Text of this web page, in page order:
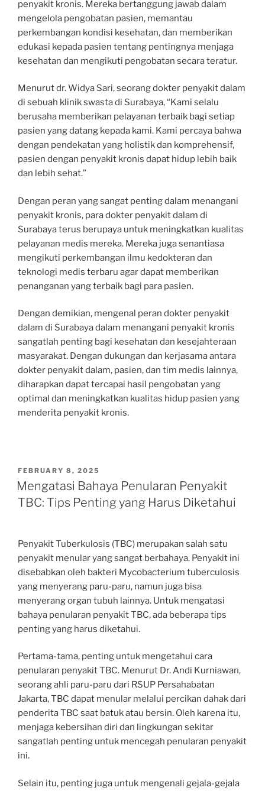
penyakit kronis. Mereka bertanggung jawab dalam
mengelola pengobatan pasien, memantau
perkembangan kondisi kesehatan, dan memberikan
edukasi kepada pasien tentang pentingnya menjaga
kesehatan dan mengikuti pengobatan secara teratur.
Menurut dr. Widya Sari, seorang dokter penyakit dalam
di sebuah klinik swasta di Surabaya, “Kami selalu
berusaha memberikan pelayanan terbaik bagi setiap
pasien yang datang kepada kami. Kami percaya bahwa
dengan pendekatan yang holistik dan komprehensif,
pasien dengan penyakit kronis dapat hidup lebih baik
dan lebih sehat.”
Dengan peran yang sangat penting dalam menangani
penyakit kronis, para dokter penyakit dalam di
Surabaya terus berupaya untuk meningkatkan kualitas
pelayanan medis mereka. Mereka juga senantiasa
mengikuti perkembangan ilmu kedokteran dan
teknologi medis terbaru agar dapat memberikan
penanganan yang terbaik bagi para pasien.
Dengan demikian, mengenal peran dokter penyakit
dalam di Surabaya dalam menangani penyakit kronis
sangatlah penting bagi kesehatan dan kesejahteraan
masyarakat. Dengan dukungan dan kerjasama antara
dokter penyakit dalam, pasien, dan tim medis lainnya,
diharapkan dapat tercapai hasil pengobatan yang
optimal dan meningkatkan kualitas hidup pasien yang
menderita penyakit kronis.
POSTED
ON
FEBRUARY 8, 2025
Mengatasi Bahaya Penularan Penyakit
TBC: Tips Penting yang Harus Diketahui
Penyakit Tuberkulosis (TBC) merupakan salah satu
penyakit menular yang sangat berbahaya. Penyakit ini
disebabkan oleh bakteri Mycobacterium tuberculosis
yang menyerang paru-paru, namun juga bisa
menyerang organ tubuh lainnya. Untuk mengatasi
bahaya penularan penyakit TBC, ada beberapa tips
penting yang harus diketahui.
Pertama-tama, penting untuk mengetahui cara
penularan penyakit TBC. Menurut Dr. Andi Kurniawan,
seorang ahli paru-paru dari RSUP Persahabatan
Jakarta, TBC dapat menular melalui percikan dahak dari
penderita TBC saat batuk atau bersin. Oleh karena itu,
menjaga kebersihan diri dan lingkungan sekitar
sangatlah penting untuk mencegah penularan penyakit
ini.
Selain itu, penting juga untuk mengenali gejala-gejala